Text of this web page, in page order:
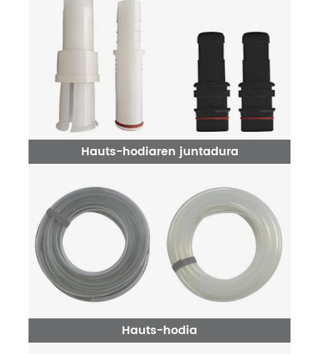
Hauts-hodiaren juntadura
Hauts-hodia